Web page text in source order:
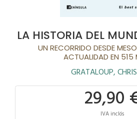
LA HISTORIA DEL
UN RECORRIDO DESDE
ACTUALIDAD EN 515
GRATALOUP,
29,90
IVA inclós